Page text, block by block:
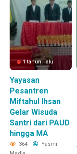
1 tahun lalu
Yayasan
Pesantren
Miftahul Ihsan
Gelar Wisuda
Santri dari PAUD
hingga MA
364
Yasmi